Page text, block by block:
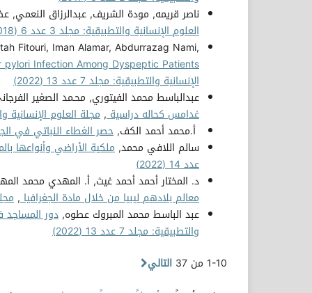
ناصر قريمه, مودة الشريف, عبدالرزاق النعمي,
العلوم الإنسانية والتطبيقية: مجلد 3 عدد 6 (2018)
Fitouri, Iman Alamar, Abdurrazag Nami,
Infection Among Dyspeptic Patients
الإنسانية والتطبيقية: مجلد 7 عدد 13 (2022)
عبدالباسط محمد الفيتوري, محـمد الصغير
غدامس كحاله دراسية, مجلة العلوم الإنسانية
أ.محمد أحمد الكف, حصر الغطاء النباتي في
سالم اللافي محمد, ملكية الأراضي وأنواعها
عدد 14 (2022)
د. المختار أحمد أحمد غيث, أ. المهدي محمد
معالم بلادهم ليبيا من خلال مادة الجغرافيا,
عبد الباسط محمد المبروك عطوه, دور المساجد
والتطبيقية: مجلد 7 عدد 13 (2022)
1-10 من 37
التالي